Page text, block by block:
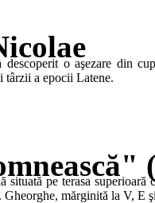
o aşezare din
târzii a epocii Latene.
situată pe terasa
Gheorghe, mărginită la V,